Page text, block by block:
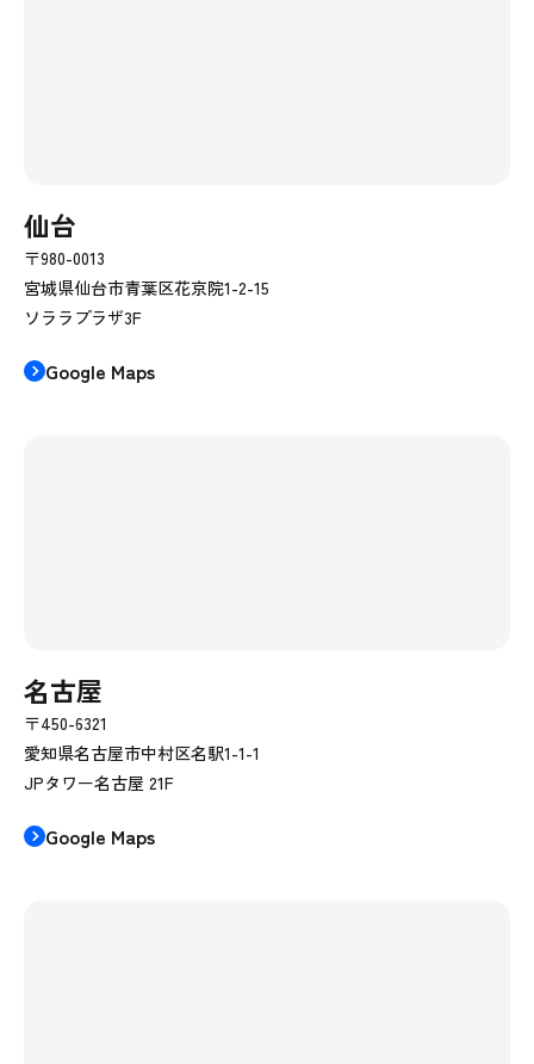
仙台
〒980-0013
宮城県仙台市青葉区花京院1-2-15
ソララプラザ3F
Google Maps
名古屋
〒450-6321
愛知県名古屋市中村区名駅1-1-1
JPタワー名古屋 21F
Google Maps